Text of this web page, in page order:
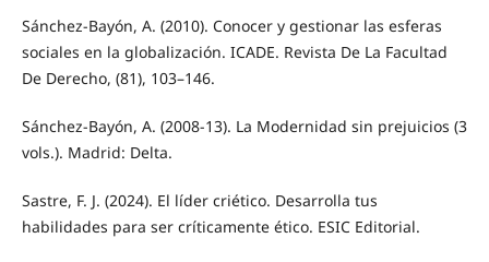
Sánchez-Bayón, A. (2010). Conocer y gestionar las esferas
sociales en la globalización. ICADE. Revista De La Facultad
De Derecho, (81), 103–146.
Sánchez-Bayón, A. (2008-13). La Modernidad sin prejuicios (3
vols.). Madrid: Delta.
Sastre, F. J. (2024). El líder criético. Desarrolla tus
habilidades para ser críticamente ético. ESIC Editorial.